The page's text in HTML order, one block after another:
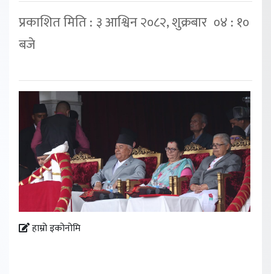
प्रकाशित मिति : ३ आश्विन २०८२, शुक्रबार ०४ : १०
बजे
हाम्रो इकोनोमि